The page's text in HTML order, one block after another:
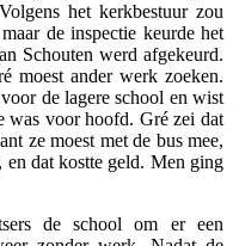
het kerkbestuur zou
de inspectie keurde het
Schouten werd afgekeurd.
moest ander werk zoeken.
de lagere school en wist
was voor hoofd. Gré zei dat
ze moest met de bus mee,
dat kostte geld. Men ging
de school om er een